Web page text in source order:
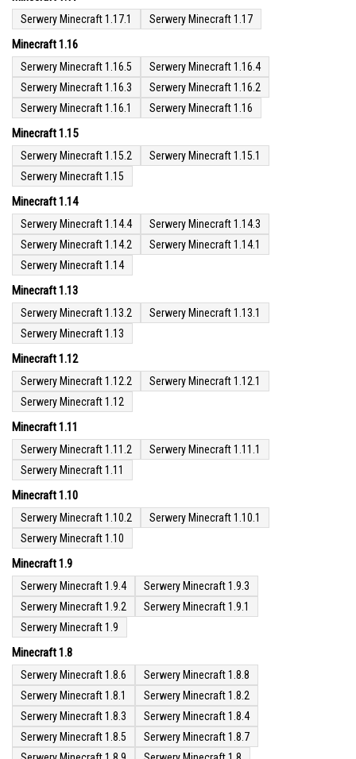
Serwery Minecraft 1.17.1 Serwery Minecraft 1.17
Minecraft 1.16
Serwery Minecraft 1.16.5
Serwery Minecraft 1.16.4
Serwery Minecraft 1.16.3
Serwery Minecraft 1.16.2
Serwery Minecraft 1.16.1
Serwery Minecraft 1.16
Minecraft 1.15
Serwery Minecraft 1.15.2
Serwery Minecraft 1.15.1
Serwery Minecraft 1.15
Minecraft 1.14
Serwery Minecraft 1.14.4
Serwery Minecraft 1.14.3
Serwery Minecraft 1.14.2
Serwery Minecraft 1.14.1
Serwery Minecraft 1.14
Minecraft 1.13
Serwery Minecraft 1.13.2
Serwery Minecraft 1.13.1
Serwery Minecraft 1.13
Minecraft 1.12
Serwery Minecraft 1.12.2
Serwery Minecraft 1.12.1
Serwery Minecraft 1.12
Minecraft 1.11
Serwery Minecraft 1.11.2
Serwery Minecraft 1.11.1
Serwery Minecraft 1.11
Minecraft 1.10
Serwery Minecraft 1.10.2
Serwery Minecraft 1.10.1
Serwery Minecraft 1.10
Minecraft 1.9
Serwery Minecraft 1.9.4
Serwery Minecraft 1.9.3
Serwery Minecraft 1.9.2
Serwery Minecraft 1.9.1
Serwery Minecraft 1.9
Minecraft 1.8
Serwery Minecraft 1.8.6
Serwery Minecraft 1.8.8
Serwery Minecraft 1.8.1
Serwery Minecraft 1.8.2
Serwery Minecraft 1.8.3
Serwery Minecraft 1.8.4
Serwery Minecraft 1.8.5
Serwery Minecraft 1.8.7